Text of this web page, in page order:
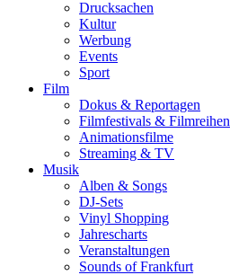
Drucksachen
Kultur
Werbung
Events
Sport
Film
Dokus & Reportagen
Filmfestivals & Filmreihen
Animationsfilme
Streaming & TV
Musik
Alben & Songs
DJ-Sets
Vinyl Shopping
Jahrescharts
Veranstaltungen
Sounds of Frankfurt